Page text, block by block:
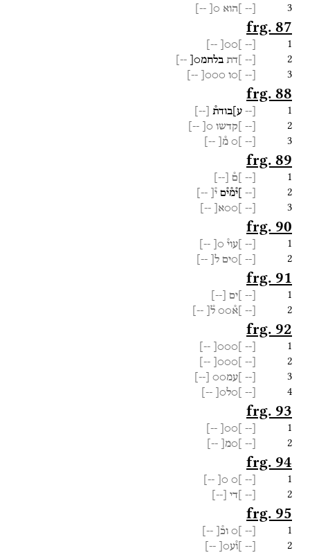
3
[-- ]הוא ○[
--]
frg. 87
1
[--
]○○[
--]
2
[-- ]דת בלחמ○[ --]
3
[-- ]○ו ○○○[
--]
frg. 88
1
[-- ע]בודת֯ --
2
[-- ]קדשו ○[
--]
3
[--
]○ מ֯[ --]
frg. 89
1
[-- ]ם֯ --
2
[-- ]י֯מ֯י֯ם י֯[ --]
3
[-- ]○○א[ --]
frg. 90
1
[-- ]עוי֯ ○[
--]
2
[-- ]○ים ל[ --]
frg. 91
1
[-- ]ים --
2
[-- ]א֯○○ ל֯[ --]
frg. 92
1
[--
]○○○[
--]
2
[--
]○○○[
--]
3
[-- ]עמ○○ --
4
[-- ]○ל○[ --]
frg. 93
1
[--
]○○[
--]
2
[-- ]○מ[ --]
frg. 94
1
[--
]○
○[
--]
2
[-- ]די --
frg. 95
1
[--
]○ וכ֯[ --]
2
[-- ]ו֯ע○[ --]